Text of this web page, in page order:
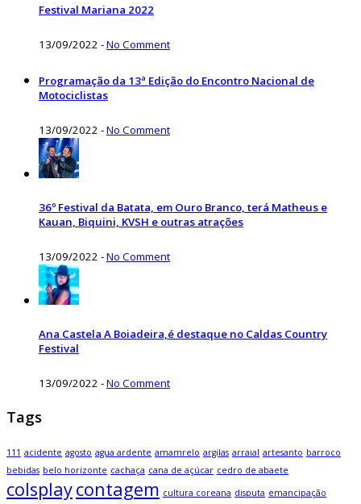
Festival Mariana 2022
13/09/2022 -No Comment
Programação da 13ª Edição do Encontro Nacional de
Motociclistas
13/09/2022 -No Comment
36º Festival da Batata, em Ouro Branco, terá Matheus e
Kauan, Biquini, KVSH e outras atrações
13/09/2022 -No Comment
Ana Castela A Boiadeira,é destaque no Caldas Country
Festival
13/09/2022 -No Comment
Tags
111 acidente agosto agua ardente amamrelo argilas arraial artesanto barroco
bebidas belo horizonte cachaça cana de açúcar cedro de abaete
colsplaycontagem cultura coreana disputa emancipação